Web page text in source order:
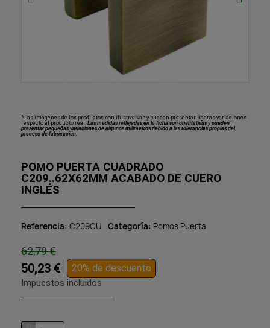
*Las imágenes de los productos son ilustrativas y pueden presentar ligeras variaciones
respecto al producto real. Las medidas reflejadas en la ficha son orientativas y pueden
presentar pequeñas variaciones de algunos milímetros debido a las tolerancias propias del
proceso de fabricación.
POMO PUERTA CUADRADO
C209..62X62MM ACABADO DE CUERO
INGLÉS
Referencia C209CU Categoría Pomos Puerta
62,79 €
50,23 € 20% de descuento
Impuestos incluidos